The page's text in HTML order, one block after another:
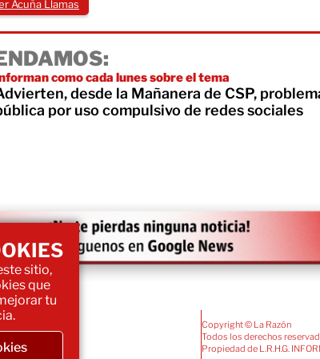
Acuña Llamas
como cada lunes sobre el tema
desde la Mañanera de CSP,
por uso compulsivo de redes sociales
Copyright © La Razón
Todos los derechos
Propiedad de L.R.H.G.
sitio,
que
tu